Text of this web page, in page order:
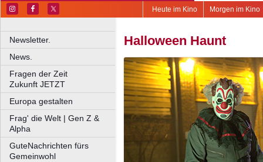
Morgen im Kino
Heute im Kino
Newsletter.
News.
Fragen der Zeit
Zukunft JETZT
Europa gestalten
Frag' die Welt | Gen Z &
Alpha
GuteNachrichten fürs
Gemeinwohl
Halloween Haunt